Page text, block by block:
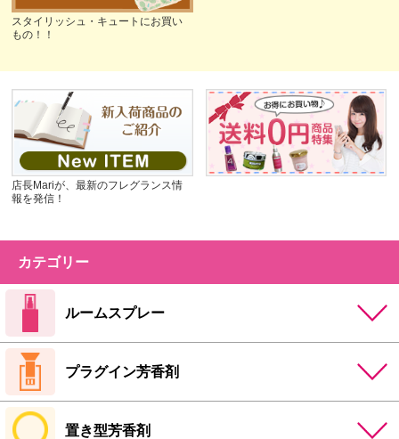
スタイリッシュ・キュートにお買い
もの！！
店長Mariが、最新のフレグランス情
報を発信！
カテゴリー
ルームスプレー
プラグイン芳香剤
置き型芳香剤